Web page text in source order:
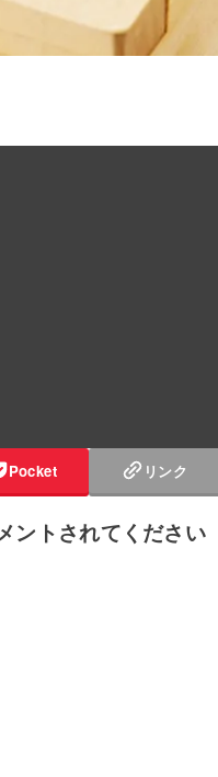
Pocket リンク
ントされてください